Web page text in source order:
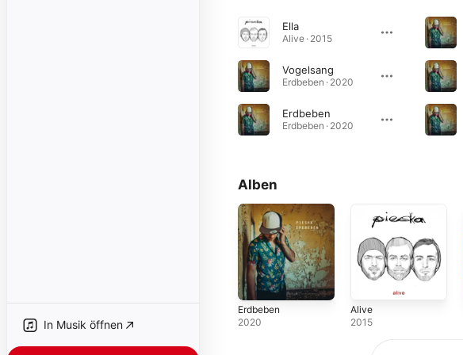
In Musik öffnen
Ella
Alive · 2015
Vogelsang
Erdbeben · 2020
Erdbeben
Erdbeben · 2020
Alben
Erdbeben
2020
Alive
2015